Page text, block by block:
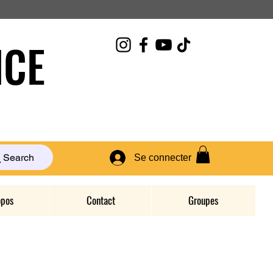
Se connecter
Search
Contact Groupes